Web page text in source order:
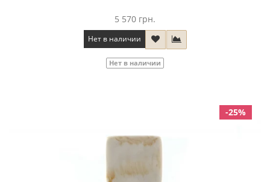
5 570 грн.
Нет в наличии
Нет в наличии
-25%